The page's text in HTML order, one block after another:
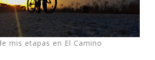
mis etapas en El Camino